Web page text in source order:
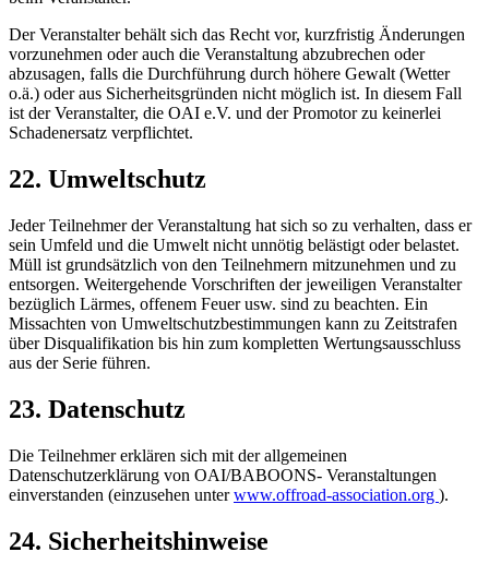
Der Veranstalter behält sich das Recht vor, kurzfristig Änderungen
vorzunehmen oder auch die Veranstaltung abzubrechen oder
abzusagen, falls die Durchführung durch höhere Gewalt (Wetter
o.ä.) oder aus Sicherheitsgründen nicht möglich ist. In diesem Fall
ist der Veranstalter, die OAI e.V. und der Promotor zu keinerlei
Schadenersatz verpflichtet.
22. Umweltschutz
Jeder Teilnehmer der Veranstaltung hat sich so zu verhalten, dass er
sein Umfeld und die Umwelt nicht unnötig belästigt oder belastet.
Müll ist grundsätzlich von den Teilnehmern mitzunehmen und zu
entsorgen. Weitergehende Vorschriften der jeweiligen Veranstalter
bezüglich Lärmes, offenem Feuer usw. sind zu beachten. Ein
Missachten von Umweltschutzbestimmungen kann zu Zeitstrafen
über Disqualifikation bis hin zum kompletten Wertungsausschluss
aus der Serie führen.
23. Datenschutz
Die Teilnehmer erklären sich mit der allgemeinen
Datenschutzerklärung von OAI/BABOONS- Veranstaltungen
einverstanden (einzusehen unterwww.offroad-association.org ).
24. Sicherheitshinweise